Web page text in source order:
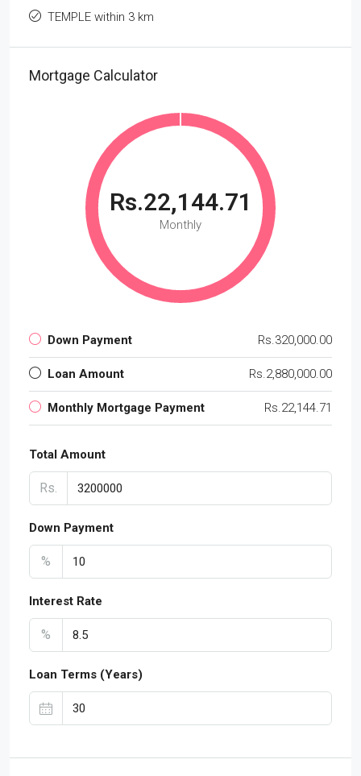
TEMPLE within 3 km
Mortgage Calculator
Rs.22,144.71
Monthly
Down Payment Rs.320,000.00
Loan Amount Rs.2,880,000.00
Monthly Mortgage Payment Rs.22,144.71
Total Amount
Rs.
Down Payment
%
Interest Rate
%
Loan Terms (Years)